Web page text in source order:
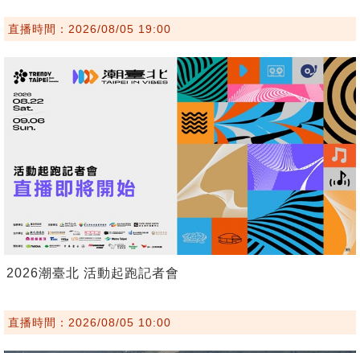
直播時間：2026/08/05 19:00
2026潮臺北 活動起跑記者會
直播時間：2026/08/05 10:00